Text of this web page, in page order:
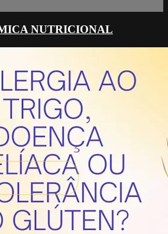
NUTRICIONAL